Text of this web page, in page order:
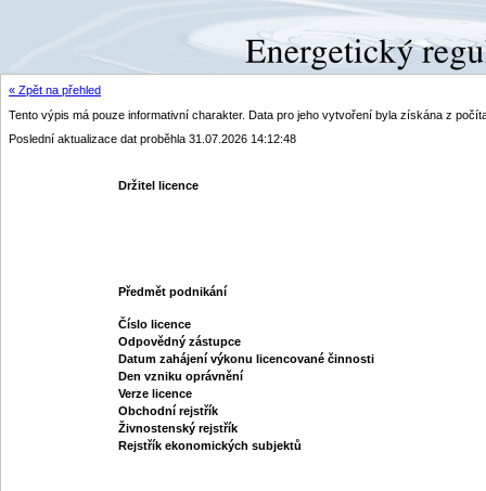
« Zpět na přehled
Tento výpis má pouze informativní charakter. Data pro jeho vytvoření byla získána z
Poslední aktualizace dat proběhla 31.07.2026 14:12:48
Držitel licence
Předmět podnikání
Číslo licence
Odpovědný zástupce
Datum zahájení výkonu licencované činnosti
Den vzniku oprávnění
Verze licence
Obchodní rejstřík
Živnostenský rejstřík
Rejstřík ekonomických subjektů